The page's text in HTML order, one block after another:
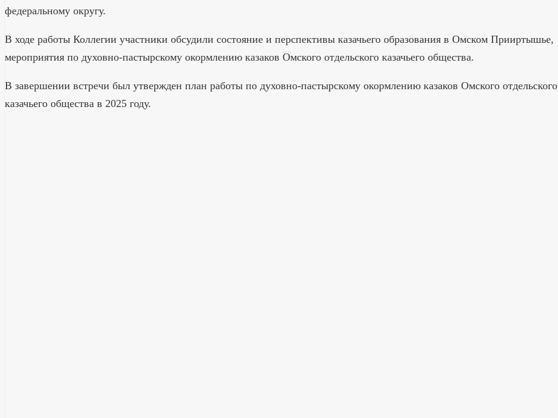
федеральному округу.
В ходе работы Коллегии участники обсудили состояние и перспективы казачьего образования в Омском Прииртышье,
мероприятия по духовно-пастырскому окормлению казаков Омского отдельского казачьего общества.
В завершении встречи был утвержден план работы по духовно-пастырскому окормлению казаков Омского отдельского
казачьего общества в 2025 году.